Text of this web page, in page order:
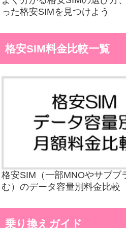
った格安SIMを見つけよう
格安SIM料金比較一覧
格安SIM（一部MNOやサブブ
む）のデータ容量別料金比較
乗り換えガイド